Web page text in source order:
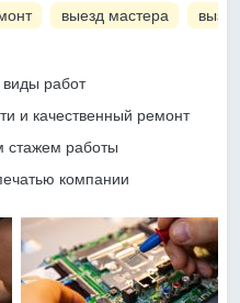
выезд мастера
виды работ
и качественный ремонт
стажем работы
компании